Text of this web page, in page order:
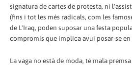
signatura de cartes de protesta, ni
(fins i tot les més radicals, com les
de L'Iraq, poden suposar una festa
compromís que implica avui posar-se en
La vaga no està de moda, té mala